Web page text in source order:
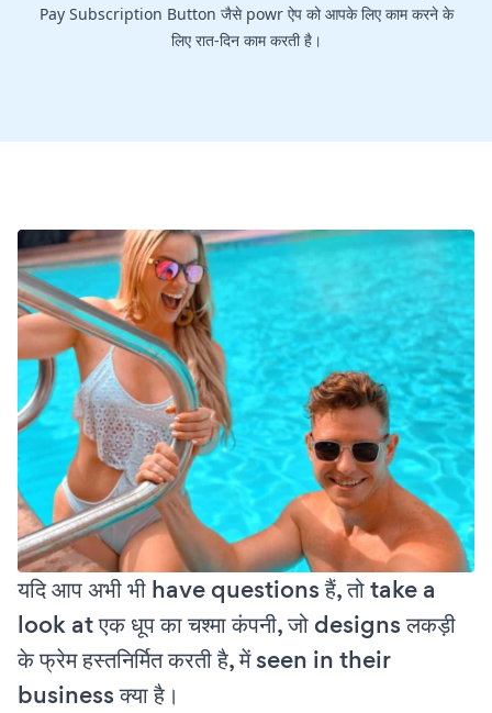
Pay Subscription Button जैसे powr ऐप को आपके लिए काम करने के
लिए रात-दिन काम करती है।
यदि आप अभी भी have questions हैं, तो take a
look at एक धूप का चश्मा कंपनी, जो designs लकड़ी
के फ्रेम हस्तनिर्मित करती है, में seen in their
business क्या है।